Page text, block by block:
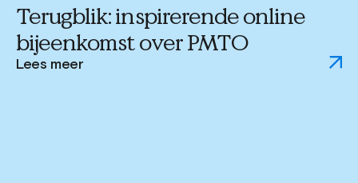
Terugblik: inspirerende online
bijeenkomst over PMTO
Lees meer